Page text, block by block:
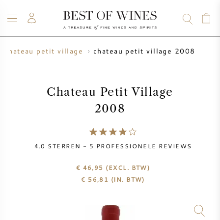
WIJN
CHAMPAGNE
ALLE CHAMPAGNES
WHISKY
RUM
STERKE DRANK
SALE
VOORVERKOOP
UW WIJN VERKOPEN
BLOG
OVER ONS
chateau petit village chateau petit village 2008
Chateau Petit Village
2008
4.0 STERREN - 5 PROFESSIONELE REVIEWS
€ 46,95 (EXCL. BTW)
€ 56,81 (IN. BTW)